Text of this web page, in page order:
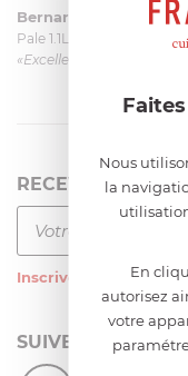
Bernard le 23/06/2026
Pale 1.1L pour Glacier
«Excellent: produit et
RECEVEZ LA
Inscrivez-vous à notre
SUIVEZ-NOUS
Nous
la
En
autorisez
votre